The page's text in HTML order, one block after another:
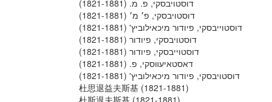
דוסטויבסקי, פ. מ. (1821-1881)
דוסטויבסקי, פ׳ מ׳ (1821-1881)
דוסטוייבסקי, פיודור מיכאילוביץ' (1821-1881)
דוסטויבסקי, פיודור (1821-1881)
דוסטוייבסקי, פיודור (1821-1881)
דאסטאיעװסקי, פ. (1821-1881)
דוסטויבסקי, פיודור מיכאילוביץʹ (1821-1881)
杜思退益夫斯基 (1821-1881)
杜斯退夫斯基 (1821-1881)